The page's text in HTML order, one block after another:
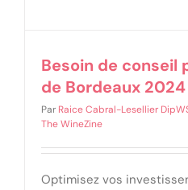
Besoin de conseil
de Bordeaux
Par Raice Cabral-Lesellier
The WineZine
Optimisez vos